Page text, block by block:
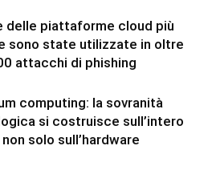
delle piattaforme cloud più
sono state utilizzate in oltre
attacchi di phishing
computing: la sovranità
si costruisce sull’intero
solo sull’hardware